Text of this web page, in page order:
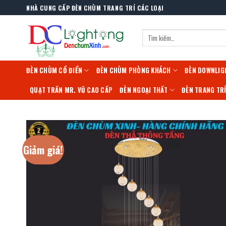
to
NHÀ CUNG CẤP ĐÈN CHÙM TRANG TRÍ CÁC LOẠI
Tìm
kiếm:
ĐÈN CHÙM CỔ ĐIỂN ĐÈN CHÙM PHÒNG KHÁCH ĐÈN
QUẠT TRẦN MR. VŨ CAO CẤP ĐÈN NGOẠI THẤT ĐÈN TRANG
Giảm giá!